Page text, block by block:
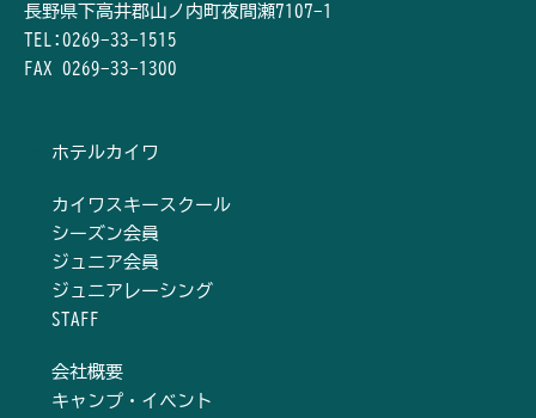
長野県下高井郡山ノ内町夜間瀬7107-1
TEL:0269-33-1515
FAX 0269-33-1300
ホテルカイワ
カイワスキースクール
シーズン会員
ジュニア会員
ジュニアレーシング
STAFF
会社概要
キャンプ・イベント